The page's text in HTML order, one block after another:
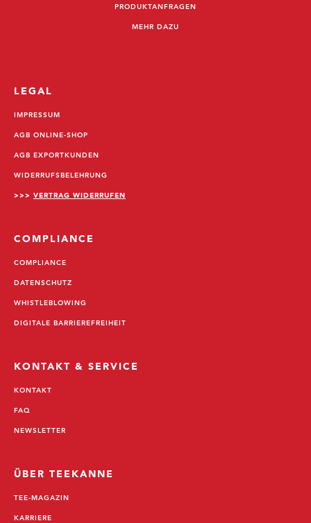
PRODUKTANFRAGEN
MEHR DAZU
LEGAL
IMPRESSUM
AGB ONLINE-SHOP
AGB EXPORTKUNDEN
WIDERRUFSBELEHRUNG
>>> VERTRAG WIDERRUFEN
COMPLIANCE
COMPLIANCE
DATENSCHUTZ
WHISTLEBLOWING
DIGITALE BARRIEREFREIHEIT
KONTAKT & SERVICE
KONTAKT
FAQ
NEWSLETTER
ÜBER TEEKANNE
TEE-MAGAZIN
KARRIERE